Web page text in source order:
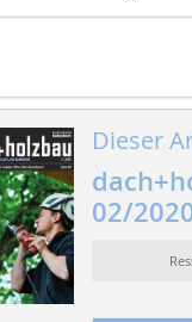
Dieser
02/